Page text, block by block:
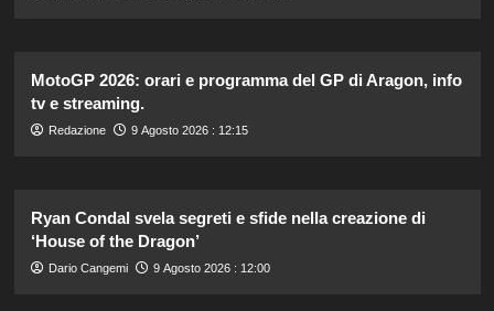
MotoGP 2026: orari e programma del GP di Aragon, info
tv e streaming.
Redazione 9 Agosto 2026 : 12:15
Ryan Condal svela segreti e sfide nella creazione di
‘House of the Dragon’
Dario Cangemi 9 Agosto 2026 : 12:00